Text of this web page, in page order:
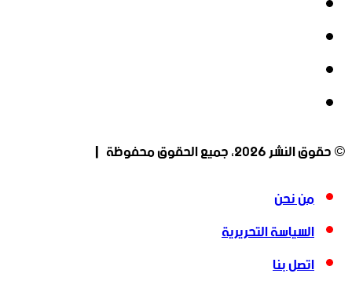
© حقوق النشر 2026، جميع الحقوق محفوظة |
من نحن
السياسة التحريرية
اتصل بنا